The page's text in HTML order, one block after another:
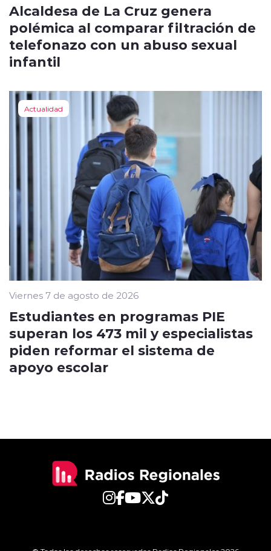
Alcaldesa de La Cruz genera
polémica al comparar filtración de
telefonazo con un abuso sexual
infantil
Actualidad
Viernes 7 de agosto de 2026
Estudiantes en programas PIE
superan los 473 mil y especialistas
piden reformar el sistema de
apoyo escolar